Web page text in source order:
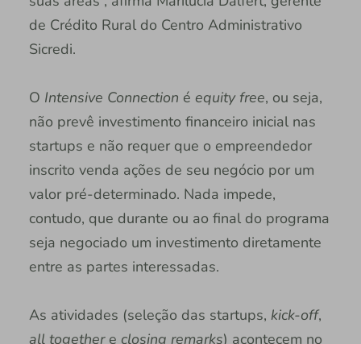
de Crédito Rural do Centro Administrativo
Sicredi.
O Intensive Connection é equity free, ou seja,
não prevê investimento financeiro inicial nas
startups e não requer que o empreendedor
inscrito venda ações de seu negócio por um
valor pré-determinado. Nada impede,
contudo, que durante ou ao final do programa
seja negociado um investimento diretamente
entre as partes interessadas.
As atividades (seleção das startups, kick-off,
all togethere closing remarks) acontecem no